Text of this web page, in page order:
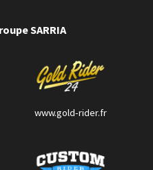
SARRIA
www.gold-rider.fr